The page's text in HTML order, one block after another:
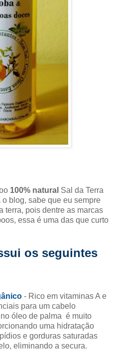
100% natural Sal da Terra
blog, sabe que eu sempre
terra, pois dentre as marcas
essa é uma das que curto
os seguintes
- Rico em vitaminas A e
para um cabelo
óleo de palma é muito
uma hidratação
e gorduras saturadas
eliminando a secura.